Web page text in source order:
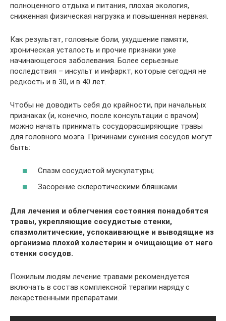
полноценного отдыха и питания, плохая экология,
сниженная физическая нагрузка и повышенная нервная.
Как результат, головные боли, ухудшение памяти,
хроническая усталость и прочие признаки уже
начинающегося заболевания. Более серьезные
последствия – инсульт и инфаркт, которые сегодня не
редкость и в 30, и в 40 лет.
Чтобы не доводить себя до крайности, при начальных
признаках (и, конечно, после консультации с врачом)
можно начать принимать сосудорасширяющие травы
для головного мозга. Причинами сужения сосудов могут
быть:
Спазм сосудистой мускулатуры;
Засорение склеротическими бляшками.
Для лечения и облегчения состояния понадобятся
травы, укрепляющие сосудистые стенки,
спазмолитические, успокаивающие и выводящие из
организма плохой холестерин и очищающие от него
стенки сосудов.
Пожилым людям лечение травами рекомендуется
включать в состав комплексной терапии наряду с
лекарственными препаратами.